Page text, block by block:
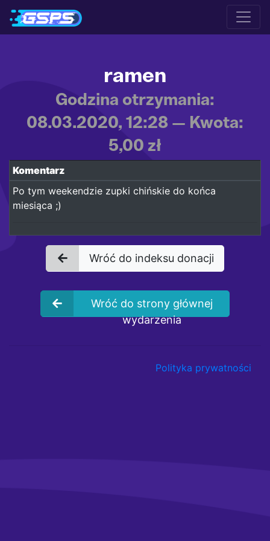
ramen
Godzina otrzymania:
08.03.2020, 12:28 — Kwota:
5,00 zł
Komentarz
Po tym weekendzie zupki chińskie do końca
miesiąca ;)
Wróć do indeksu donacji
Wróć do strony głównej
wydarzenia
Polityka prywatności